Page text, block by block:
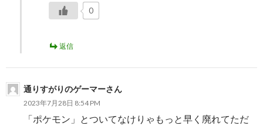
0
返信
通りすがりのゲーマーさん
2023年7月28日 8:54 PM
「ポケモン」とついてなけりゃもっと早く廃れてただ